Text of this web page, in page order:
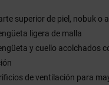
superior de piel, nobuk o
ligera de malla
y cuello acolchados
de ventilación para